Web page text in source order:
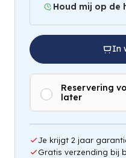
Houd mij op de
Hou
In
Reservering
later
Je krijgt 2 jaar
Gratis verzending bij